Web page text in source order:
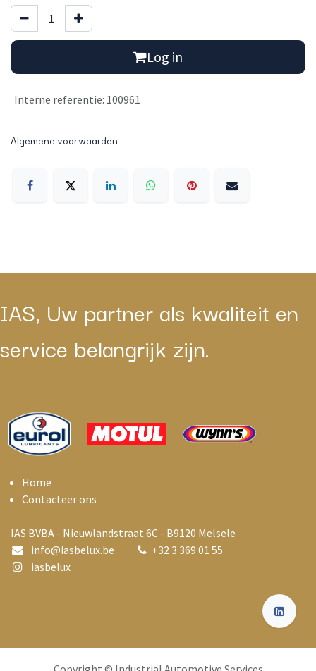
Log in
Interne referentie: 100961
Algemene voorwaarden
IAS, Uw partner als kwaliteit en
service belangrijk zijn.
Home
Contacteer ons
IAS BVBA - Nieuwlandstraat 6C - B9120 Melsele
info@iasbelux.be +32 3 369 01 55
iasbelux